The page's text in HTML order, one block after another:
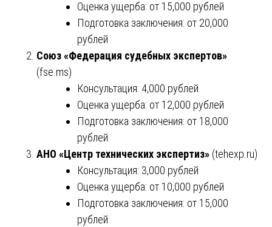
Оценка ущерба: от 15,000 рублей
Подготовка заключения: от 20,000
рублей
Союз «Федерация судебных экспертов»
(fse.ms)
Консультация: 4,000 рублей
Оценка ущерба: от 12,000 рублей
Подготовка заключения: от 18,000
рублей
АНО «Центр технических экспертиз» (tehexp.ru)
Консультация: 3,000 рублей
Оценка ущерба: от 10,000 рублей
Подготовка заключения: от 15,000
рублей